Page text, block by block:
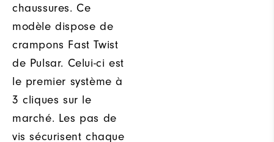
chaussures. Ce
modèle dispose de
crampons Fast Twist
de Pulsar. Celui-ci est
le premier système à
3 cliques sur le
marché. Les pas de
vis sécurisent chaque